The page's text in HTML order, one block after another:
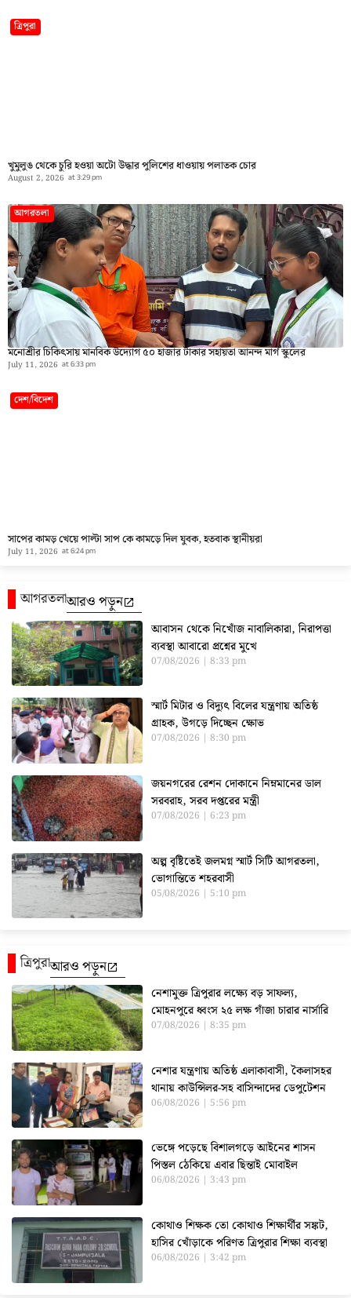
ত্রিপুরা
খুমুলুঙ থেকে চুরি হওয়া অটো উদ্ধার পুলিশের ধাওয়ায় পলাতক চোর
August 2, 2026 at3:29 pm
আগরতলা
মনোশ্রীর চিকিৎসায় মানবিক উদ্যোগ ৫০ হাজার টাকার সহায়তা আনন্দ মার্গ স্কুলের
July 11, 2026 at6:33 pm
দেশ/বিদেশ
সাপের কামড় খেয়ে পাল্টা সাপ কে কামড়ে দিল যুবক, হতবাক স্থানীয়রা
July 11, 2026 at6:24 pm
আগরতলাআরও পড়ুন
আবাসন থেকে নিখোঁজ নাবালিকারা, নিরাপত্তা
ব্যবস্থা আবারো প্রশ্নের মুখে
07/08/2026 8:33 pm
স্মার্ট মিটার ও বিদ্যুৎ বিলের যন্ত্রণায় অতিষ্ঠ
গ্রাহক, উগড়ে দিচ্ছেন ক্ষোভ
07/08/2026 8:30 pm
জয়নগরের রেশন দোকানে নিম্নমানের ডাল
সরবরাহ, সরব দপ্তরের মন্ত্রী
07/08/2026 6:23 pm
অল্প বৃষ্টিতেই জলমগ্ন স্মার্ট সিটি আগরতলা,
ভোগান্তিতে শহরবাসী
05/08/2026 5:10 pm
ত্রিপুরাআরও পড়ুন
নেশামুক্ত ত্রিপুরার লক্ষ্যে বড় সাফল্য,
মোহনপুরে ধ্বংস ২৫ লক্ষ গাঁজা চারার নার্সারি
07/08/2026 8:35 pm
নেশার যন্ত্রণায় অতিষ্ঠ এলাকাবাসী, কৈলাসহর
থানায় কাউন্সিলর-সহ বাসিন্দাদের ডেপুটেশন
06/08/2026 5:56 pm
ভেঙ্গে পড়েছে বিশালগড়ে আইনের শাসন
পিস্তল ঠেকিয়ে এবার ছিন্তাই মোবাইল
06/08/2026 3:43 pm
কোথাও শিক্ষক তো কোথাও শিক্ষার্থীর সঙ্কট,
হাসির খোঁড়াকে পরিণত ত্রিপুরার শিক্ষা ব্যবস্থা
06/08/2026 3:42 pm